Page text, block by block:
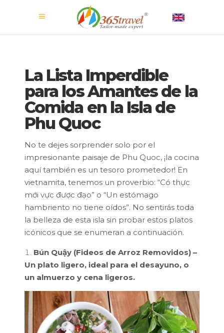
La Lista Imperdible
para los Amantes de la
Comida en la Isla de
Phu Quoc
No te dejes sorprender solo por el
impresionante paisaje de Phu Quoc, ¡la cocina
aquí también es un tesoro prometedor! En
vietnamita, tenemos un proverbio: “Có thực
mới vực được đạo” o “Un estómago
hambriento no tiene oídos”. No sentirás toda
la belleza de esta isla sin probar estos platos
icónicos que se enumeran a continuación.
Bún Quậy (Fideos de Arroz Removidos) –
Un plato ligero, ideal para el desayuno, o
un almuerzo y cena ligeros.